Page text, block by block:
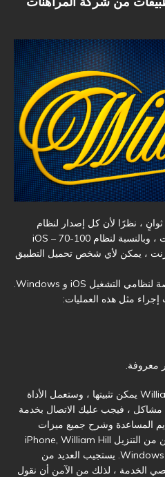
، نظرًا لأن كل إصدار لنظام
Android يزن فقط 7-25 ميغابايت ، وبالنسبة لنظام iOS – 70-100
، يمكن لأي شخص تحميل التطبيق
معروفة.
بعد ذلك Android التطبيق William Hill يمكن تثبيتها ، وستعمل الأداة
، فيجب عليك الاتصال بخدمة
المساعدة وشرح جميع ميزات
التثبيت وما يجب فعله إذا لم تتمكن من التنزيل iPhone, William Hill
iPad ، الأدوات على Android أو Windows. يستجيب العديد من
الخدمة ، لذلك من الآمن أن نقول